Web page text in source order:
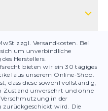
zzgl. Versandkosten. Bei
um unverbindliche
Herstellers.
bieten wir ein 30 tägiges
aus unserem Online-Shop.
dass diese sowohl vollständig,
Zustand unversehrt und ohne
in der
wird. Die